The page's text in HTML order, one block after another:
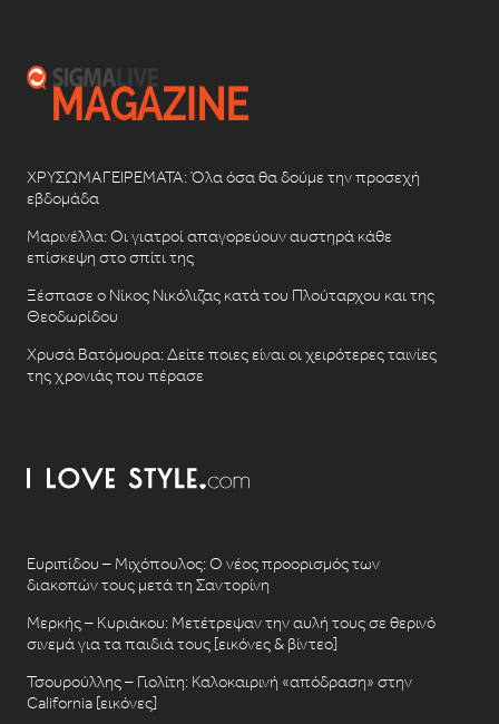
ΧΡΥΣΩΜΑΓΕΙΡΕΜΑΤΑ: Όλα όσα θα δούμε την προσεχή
εβδομάδα
Μαρινέλλα: Οι γιατροί απαγορεύουν αυστηρά κάθε
επίσκεψη στο σπίτι της
Ξέσπασε ο Νίκος Νικόλιζας κατά του Πλούταρχου και της
Θεοδωρίδου
Χρυσά Βατόμουρα: Δείτε ποιες είναι οι χειρότερες ταινίες
της χρονιάς που πέρασε
Ευριπίδου – Μιχόπουλος: Ο νέος προορισμός των
διακοπών τους μετά τη Σαντορίνη
Μερκής – Κυριάκου: Μετέτρεψαν την αυλή τους σε θερινό
σινεμά για τα παιδιά τους [εικόνες & βίντεο]
Τσουρούλλης – Γιολίτη: Καλοκαιρινή «απόδραση» στην
California [εικόνες]